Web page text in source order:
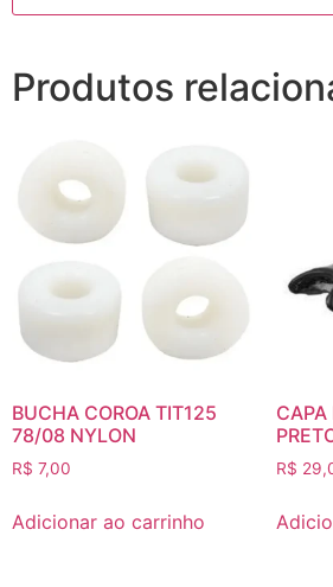
Produtos
BUCHA COROA TIT125
78/08 NYLON
R$ 7,00
Adicionar ao carrinho
CAPA
R$